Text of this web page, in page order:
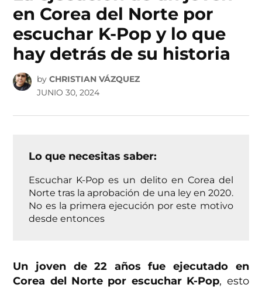
en Corea del Norte por
escuchar K-Pop y lo que
hay detrás de su historia
by CHRISTIAN VÁZQUEZ
JUNIO 30, 2024
Lo que necesitas saber:
Escuchar K-Pop es un delito en Corea del
Norte tras la aprobación de una ley en 2020.
No es la primera ejecución por este motivo
desde entonces
Un joven de 22 años fue ejecutado en
Corea del Norte por escuchar K-Pop, esto